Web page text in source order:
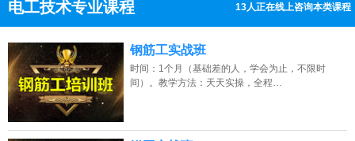
电工技术专业课程 13人正在线上咨询本类课程
点击免费咨询电话：13807313137
钢筋工实战班
时间：1个月（基础差的人，学会为止，不限时
间）。教学方法：天天实操，全程…